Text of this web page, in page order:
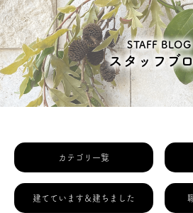
STAFF BLOG
スタッフブ
カテゴリ一覧
建てています＆建ちました